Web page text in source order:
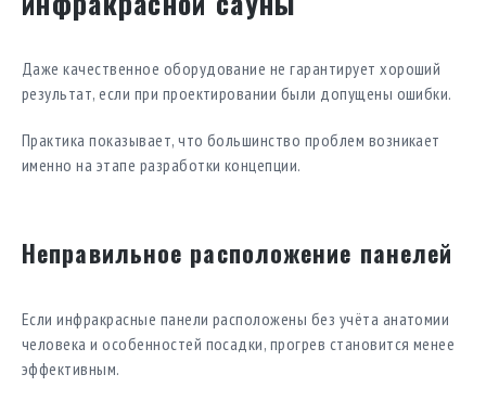
Даже качественное оборудование не гарантирует хороший
результат, если при проектировании были допущены ошибки.
Практика показывает, что большинство проблем возникает
именно на этапе разработки концепции.
Неправильное расположение панелей
Если инфракрасные панели расположены без учёта анатомии
человека и особенностей посадки, прогрев становится менее
эффективным.